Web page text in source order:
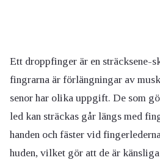
Ett droppfinger är en sträcksene-
fingrarna är förlängningar av
senor har olika uppgift. De som
led kan sträckas går längs med
handen och fäster vid
huden, vilket gör att de är